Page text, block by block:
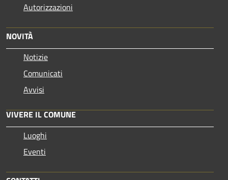
Autorizzazioni
NOVITÀ
Notizie
Comunicati
Avvisi
VIVERE IL COMUNE
Luoghi
Eventi